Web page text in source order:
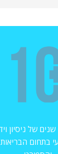
בתחום הבריאות